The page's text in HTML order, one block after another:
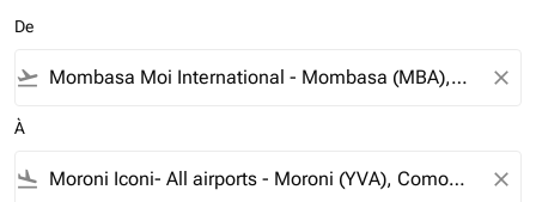
De
flight_takeoff close
À
flight_land close